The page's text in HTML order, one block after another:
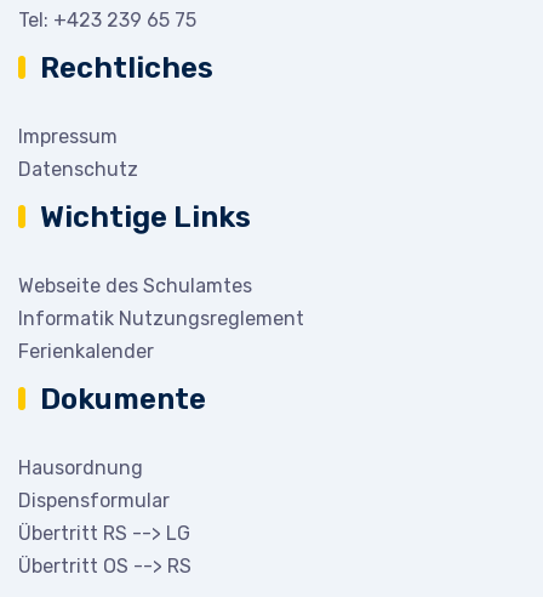
Tel: +423 239 65 75
Rechtliches
Impressum
Datenschutz
Wichtige Links
Webseite des Schulamtes
Informatik Nutzungsreglement
Ferienkalender
Dokumente
Hausordnung
Dispensformular
Übertritt RS --> LG
Übertritt OS --> RS